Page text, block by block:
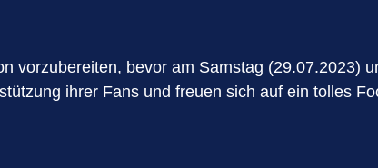
vorzubereiten, bevor am Samstag (29.07.2023)
ihrer Fans und freuen sich auf ein tolles